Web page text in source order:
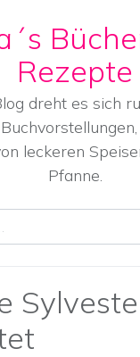
Rezepte
dreht es sich
leckeren
Pfanne.